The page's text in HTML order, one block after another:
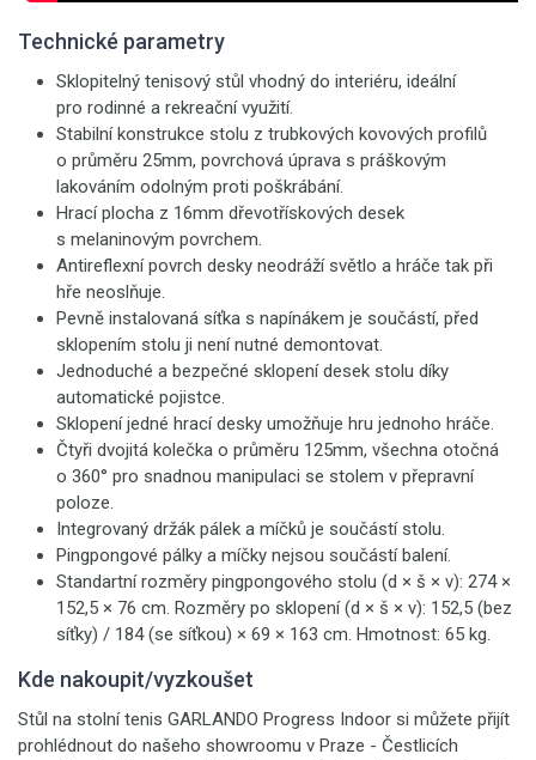
Technické parametry
Sklopitelný tenisový stůl vhodný do interiéru, ideální
pro rodinné a rekreační využití.
Stabilní konstrukce stolu z trubkových kovových profilů
o průměru 25mm, povrchová úprava s práškovým
lakováním odolným proti poškrábání.
Hrací plocha z 16mm dřevotřískových desek
s melaninovým povrchem.
Antireflexní povrch desky neodráží světlo a hráče tak při
hře neoslňuje.
Pevně instalovaná síťka s napínákem je součástí, před
sklopením stolu ji není nutné demontovat.
Jednoduché a bezpečné sklopení desek stolu díky
automatické pojistce.
Sklopení jedné hrací desky umožňuje hru jednoho hráče.
Čtyři dvojitá kolečka o průměru 125mm, všechna otočná
o 360° pro snadnou manipulaci se stolem v přepravní
poloze.
Integrovaný držák pálek a míčků je součástí stolu.
Pingpongové pálky a míčky nejsou součástí balení.
Standartní rozměry pingpongového stolu (d × š × v): 274 ×
152,5 × 76 cm. Rozměry po sklopení (d × š × v): 152,5 (bez
síťky) / 184 (se síťkou) × 69 × 163 cm. Hmotnost: 65 kg.
Kde nakoupit/vyzkoušet
Stůl na stolní tenis GARLANDO Progress Indoor si můžete přijít
prohlédnout do našeho showroomu v Praze - Čestlicích